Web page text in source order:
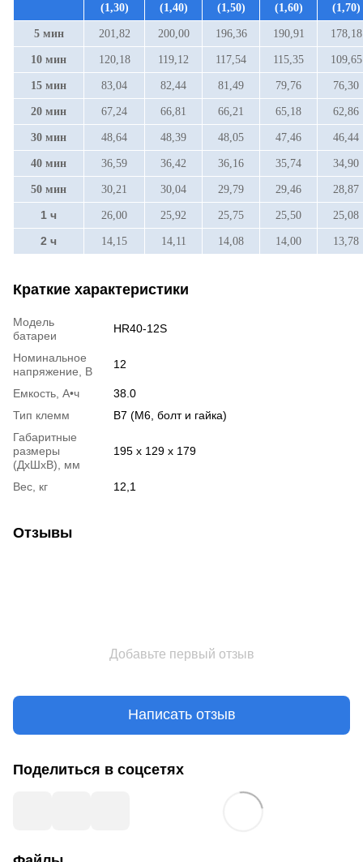
(1,30)
(1,40)
(1,50)
(1,60)
(1,70)
5 мин 201,82 200,00 196,36 190,91 178,18
10 мин 120,18 119,12 117,54 115,35 109,65
15 мин 83,04 82,44 81,49 79,76 76,30
20 мин 67,24 66,81 66,21 65,18 62,86
30 мин 48,64 48,39 48,05 47,46 46,44
40 мин 36,59 36,42 36,16 35,74 34,90
50 мин 30,21 30,04 29,79 29,46 28,87
1 ч 26,00 25,92 25,75 25,50 25,08
2 ч 14,15 14,11 14,08 14,00 13,78
Краткие характеристики
Модель
батареи
HR40-12S
Номинальное
напряжение, В
12
Емкость, А•ч
38.0
Тип клемм
B7 (М6, болт и гайка)
Габаритные
размеры
(ДхШхВ), мм
195 х 129 х 179
Вес, кг 12,1
Отзывы
Добавьте первый отзыв
Написать отзыв
Поделиться в соцсетях